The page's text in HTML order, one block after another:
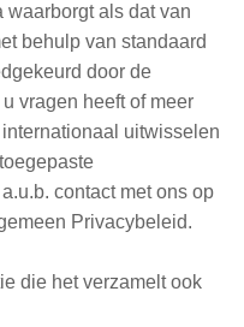
waarborgt als dat van
behulp van standaard
door de
vragen heeft of meer
uitwisselen
contact met ons op
Privacybeleid.
die het verzamelt ook